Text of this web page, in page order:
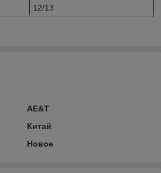
12/13
AE&T
Китай
Новое